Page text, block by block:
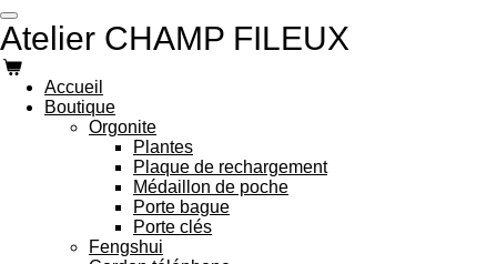
Passer
au
contenu
principal
Atelier CHAMP FILEUX
Accueil
Boutique
Orgonite
Plantes
Plaque de rechargement
Médaillon de poche
Porte bague
Porte clés
Fengshui